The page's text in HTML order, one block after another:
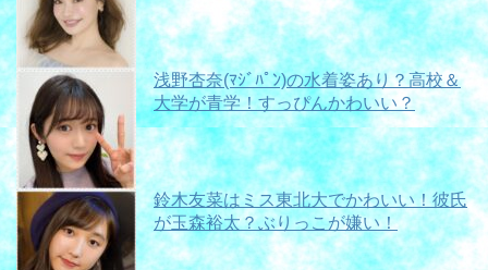
浅野杏奈(ﾏｼﾞﾊﾟﾝ)の水着姿あり？高校＆
大学が青学！すっぴんかわいい？
鈴木友菜はミス東北大でかわいい！彼氏
が玉森裕太？ぶりっこが嫌い！